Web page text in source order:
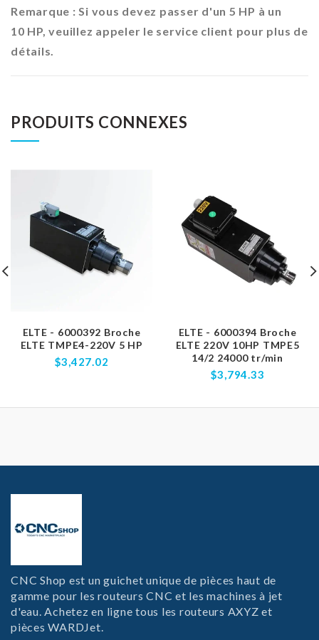
Remarque : Si vous devez passer d'un 5 HP à un
10 HP, veuillez appeler le service client pour plus de
détails.
PRODUITS CONNEXES
ELTE - 6000392 Broche
ELTE TMPE4-220V 5 HP
$3,427.02
ELTE - 6000394 Broche
ELTE 220V 10HP TMPE5
14/2 24000 tr/min
$3,794.33
CNC Shop est un guichet unique de pièces haut de
gamme pour les routeurs CNC et les machines à jet
d'eau. Achetez en ligne tous les routeurs AXYZ et
pièces WARDJet.